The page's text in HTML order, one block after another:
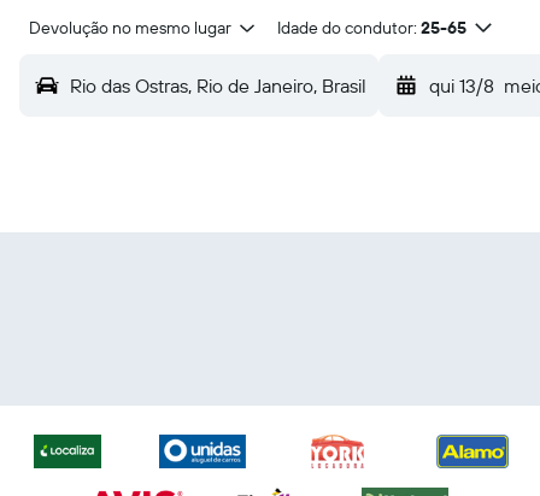
Devolução no mesmo lugar Idade do condutor: 25-65
Rio das Ostras, Rio de Janeiro, Brasil qui 13/8